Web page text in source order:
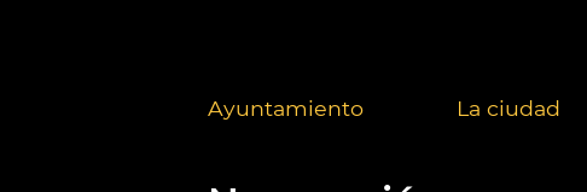
Ayuntamiento La ciudad